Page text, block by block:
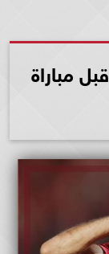
مباراة